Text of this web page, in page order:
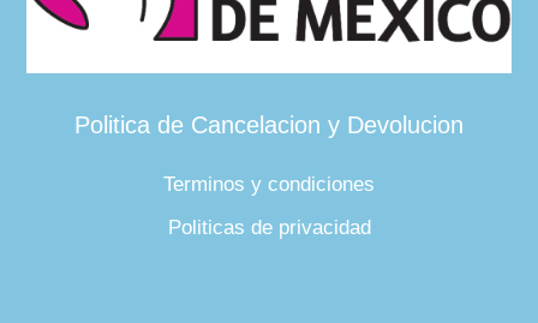
Politica de Cancelacion y Devolucion
Terminos y condiciones
Politicas de privacidad